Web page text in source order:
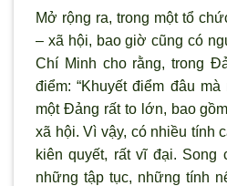
Mở rộng ra, trong một tổ
– xã hội, bao giờ cũng có
Chí Minh cho rằng, trong
điểm: “Khuyết điểm đâu
một Đảng rất to lớn, bao
xã hội. Vì vậy, có nhiều tính
kiên quyết, rất vĩ đại. Song
những tập tục, những tính